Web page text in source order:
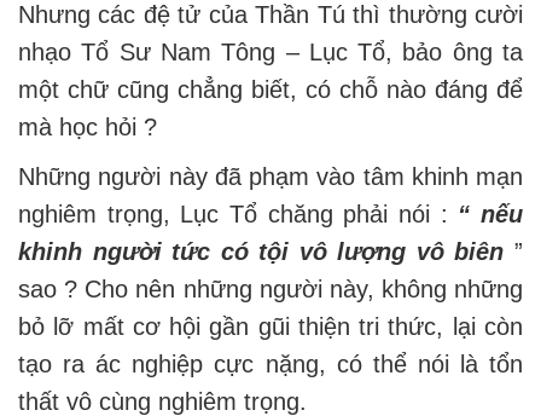
Nhưng các đệ tử của Thần Tú thì thường cười
nhạo Tổ Sư Nam Tông – Lục Tổ, bảo ông ta
một chữ cũng chẳng biết, có chỗ nào đáng để
mà học hỏi ?
Những người này đã phạm vào tâm khinh mạn
nghiêm trọng, Lục Tổ chăng phải nói : “ nếu
khinh người tức có tội vô lượng vô biên ”
sao ? Cho nên những người này, không những
bỏ lỡ mất cơ hội gần gũi thiện tri thức, lại còn
tạo ra ác nghiệp cực nặng, có thể nói là tổn
thất vô cùng nghiêm trọng.